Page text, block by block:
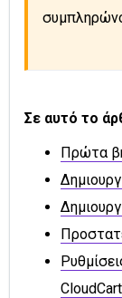
Σε αυτό το
Πρώτα